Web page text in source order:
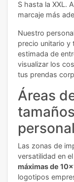
S hasta la XXL.
marcaje más
Nuestro
precio unitario y
estimada de
visualizar los
tus prendas
Áreas
Las zonas de
versatilidad en
máximas de
logotipos